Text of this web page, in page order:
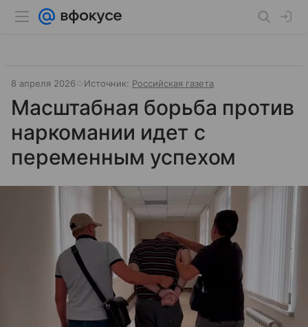
8 апреля 2026 Источник: Российская газета
Масштабная борьба против
наркомании идет с
переменным успехом